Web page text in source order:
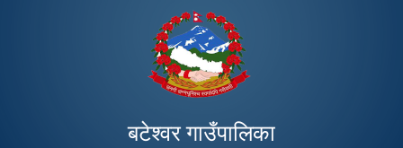
main
content
बटेश्वर गाउँपालिका